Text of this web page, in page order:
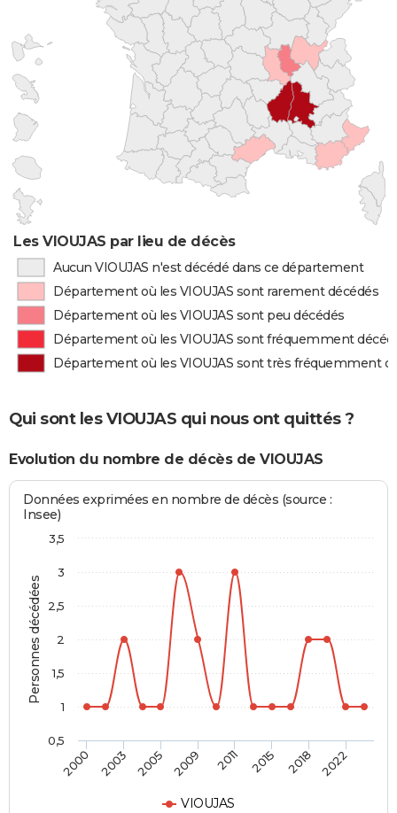
Les VIOUJAS par lieu de décès
Aucun VIOUJAS n'est décédé dans ce département
Département où les VIOUJAS sont rarement décédés
Département où les VIOUJAS sont peu décédés
Département où les VIOUJAS sont fréquemment
Département où les VIOUJAS sont très fréquemment
Qui sont les VIOUJAS qui nous ont quittés ?
Evolution du nombre de décès de VIOUJAS
Personnes décédées
Données exprimées en nombre de décès (source :
Insee)
VIOUJAS
2000 2003 2005 2009 2011 2015 2018 2022
0,5
1
1,5
2
2,5
3
3,5